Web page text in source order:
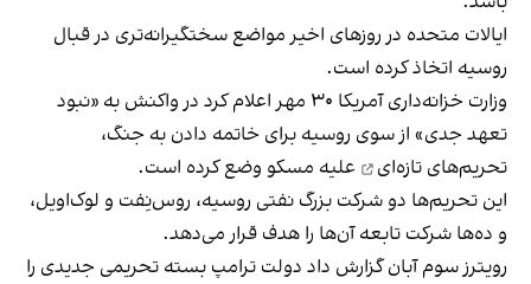
ایالات متحده در روزهای اخیر مواضع سختگیرانه‌‎تری در قبال
روسیه اتخاذ کرده است.
وزارت خزانه‌داری آمریکا ۳۰ مهر اعلام کرد در واکنش به «نبود
تعهد جدی» از سوی روسیه برای خاتمه دادن به جنگ،
تحریم‌های تازه‌ای
علیه مسکو وضع کرده است.
این تحریم‌ها دو شرکت بزرگ نفتی روسیه، روس‌نِفت و لوک‌اویل،
و ده‌ها شرکت تابعه آن‌ها را هدف قرار می‌دهد.
رویترز سوم آبان گزارش داد دولت ترامپ بسته تحریمی جدیدی را